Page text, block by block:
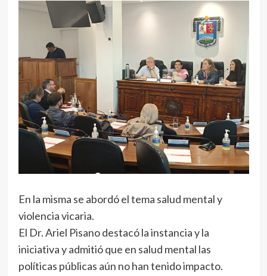
En la misma se abordó el tema salud mental y
violencia vicaria.
El Dr. Ariel Pisano destacó la instancia y la
iniciativa y admitió que en salud mental las
políticas públicas aún no han tenido impacto.